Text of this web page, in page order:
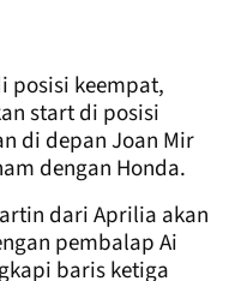
posisi keempat,
start di posisi
di depan Joan Mir
dengan Honda.
dari Aprilia akan
pembalap Ai
baris ketiga